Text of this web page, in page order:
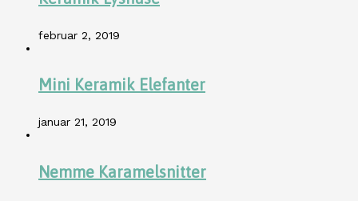
februar 2, 2019
Mini Keramik Elefanter
januar 21, 2019
Nemme Karamelsnitter